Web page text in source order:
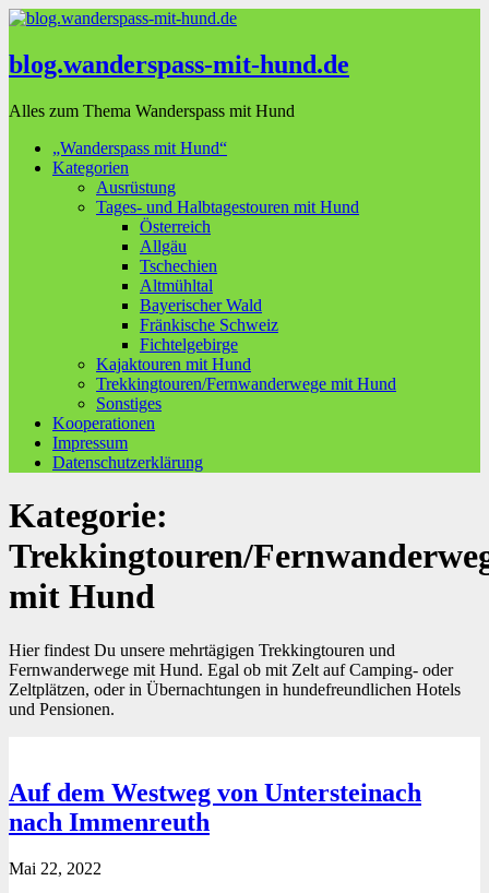
blog.wanderspass-mit-hund.de
Alles zum Thema Wanderspass mit Hund
„Wanderspass mit Hund“
Kategorien
Ausrüstung
Tages- und Halbtagestouren mit Hund
Österreich
Allgäu
Tschechien
Altmühltal
Bayerischer Wald
Fränkische Schweiz
Fichtelgebirge
Kajaktouren mit Hund
Trekkingtouren/Fernwanderwege mit Hund
Sonstiges
Kooperationen
Impressum
Datenschutzerklärung
Kategorie:
Trekkingtouren/
mit Hund
Hier findest Du unsere mehrtägigen Trekkingtouren und
Fernwanderwege mit Hund. Egal ob mit Zelt auf Camping- oder
Zeltplätzen, oder in Übernachtungen in hundefreundlichen Hotels
und Pensionen.
Auf dem Westweg von Untersteinach
nach Immenreuth
Mai 22, 2022